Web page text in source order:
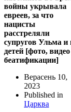
войны укрывала
евреев, за что
нацисты
расстреляли
супругов Ульма и
детей [фото, видео
беатификации]
Верасень 10,
2023
Published in
Царква